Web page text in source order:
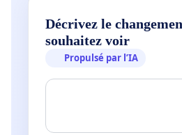
Décrivez le
souhaitez voir
Propulsé par l’IA